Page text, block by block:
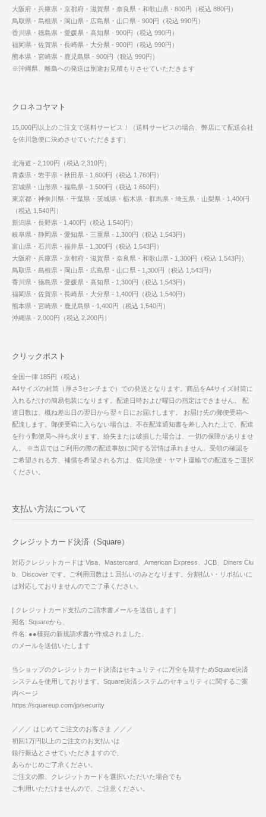
大阪府・兵庫県・京都府・滋賀県・奈良県・和歌山県 - 800円（税込 880円）
鳥取県・島根県・岡山県・広島県・山口県 - 900円（税込 990円）
香川県・徳島県・愛媛県・高知県 - 900円（税込 990円）
福岡県・佐賀県・長崎県・大分県 - 900円（税込 990円）
熊本県・宮崎県・鹿児島県 - 900円（税込 990円）
※沖縄県、離島への発送は別途お見積もりさせていただきます
クロネコヤマト
15,000円以上のご注文で送料サービス！（送料サービスの場合、弊店にて配送会社
を佐川急便に決めさせていただきます）
北海道 - 2,100円（税込 2,310円）
青森県・岩手県・秋田県 - 1,600円（税込 1,760円）
宮城県・山形県・福島県 - 1,500円（税込 1,650円）
東京都・神奈川県・千葉県・茨城県・栃木県・群馬県・埼玉県・山梨県 - 1,400円
（税込 1,540円）
新潟県・長野県 - 1,400円（税込 1,540円）
岐阜県・静岡県・愛知県・三重県 - 1,300円（税込 1,543円）
富山県・石川県・福井県 - 1,300円（税込 1,543円）
大阪府・兵庫県・京都府・滋賀県・奈良県・和歌山県 - 1,300円（税込 1,543円）
鳥取県・島根県・岡山県・広島県・山口県 - 1,300円（税込 1,543円）
香川県・徳島県・愛媛県・高知県 - 1,300円（税込 1,543円）
福岡県・佐賀県・長崎県・大分県 - 1,400円（税込 1,540円）
熊本県・宮崎県・鹿児島県 - 1,400円（税込 1,540円）
沖縄県 - 2,000円（税込 2,200円）
クリックポスト
全国一律 185円（税込）
A4サイズの封筒（厚さ3センチまで）での発送となります。商品をA4サイズ封筒に
入れるだけの簡易包装になります。配達日時および曜日の指定はできません。 配
達日数は、概ね差出日の翌日から翌々日にお届けします。 お届け先の郵便受箱へ
配達します。郵便受箱に入らない場合は、不在配達通知書を差し入れた上で、配達
を行う郵便局へ持ち戻ります。紛失または破損した場合は、一切の保障がありませ
ん。 ※当店ではご利用の際の配送事故に関する苦情は承れません。受領の確認を
ご希望される方、補償を希望される方は、佐川急便・ヤマト運輸での配送をご選択
ください。
支払い方法について
クレジットカード決済（Square）
対応クレジットカードは Visa、Mastercard、American Express、JCB、Diners Clu
b、Discover です。ご利用回数は１回払いのみとなります。分割払い・リボ払いに
は対応しておりませんのでご了承ください。
[ クレジットカード支払のご請求書メールを送信します ]
宛名: Squareから、
件名: ●●様宛の新規請求書が作成されました、
のメールを送信いたします
当ショップのクレジットカード決済はセキュリティに万全を期すためSquare決済
システムを使用しております。Square決済システムのセキュリティに関するご案
内ページ
https://squareup.com/jp/security
／／／ はじめてご注文のお客さま ／／／
初回1万円以上のご注文のお支払いは
銀行振込とさせていただきますので、
あらかじめご了承ください。
ご注文の際、クレジットカードを選択いただいた場合でも
ご利用いただけませんので、ご注意ください。